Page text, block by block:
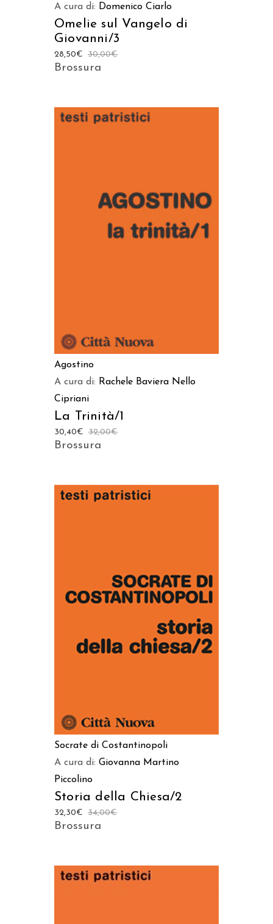
A cura di: Domenico Ciarlo
Omelie sul Vangelo di
Giovanni/3
30,00€
28,50€
Brossura
AGGIUNGI AL CARRELLO
Agostino
A cura di: Rachele Baviera Nello
Cipriani
La Trinità/1
32,00€
30,40€
Brossura
Socrate di Costantinopoli
A cura di: Giovanna Martino
Piccolino
Storia della Chiesa/2
34,00€
32,30€
Brossura